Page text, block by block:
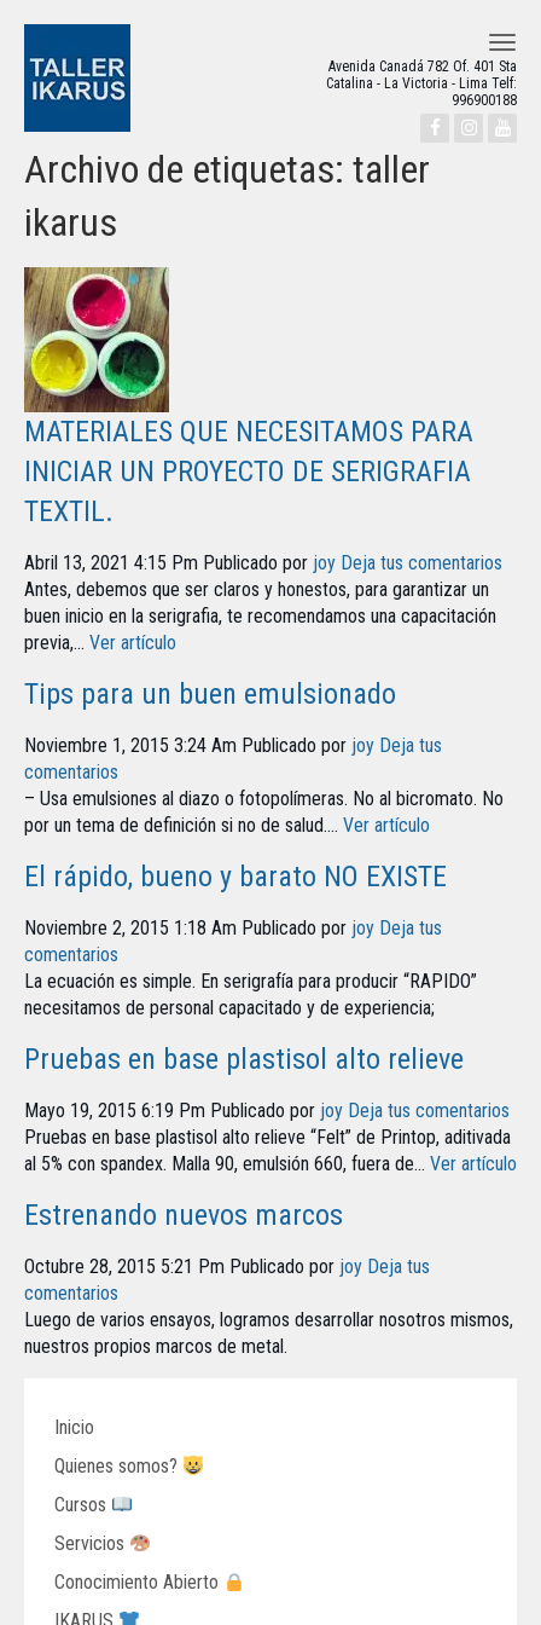
Avenida Canadá 782 Of. 401 Sta
Catalina - La Victoria - Lima Telf:
996900188
Archivo de etiquetas: taller
ikarus
MATERIALES QUE NECESITAMOS PARA
INICIAR UN PROYECTO DE SERIGRAFIA
TEXTIL.
Abril 13, 2021 4:15 Pm Publicado por joy Deja tus comentarios
Antes, debemos que ser claros y honestos, para garantizar un
buen inicio en la serigrafia, te recomendamos una capacitación
previa,... Ver artículo
Tips para un buen emulsionado
Noviembre 1, 2015 3:24 Am Publicado por joy Deja tus
comentarios
– Usa emulsiones al diazo o fotopolímeras. No al bicromato. No
por un tema de definición si no de salud.... Ver artículo
El rápido, bueno y barato NO EXISTE
Noviembre 2, 2015 1:18 Am Publicado por joy Deja tus
comentarios
La ecuación es simple. En serigrafía para producir “RAPIDO”
necesitamos de personal capacitado y de experiencia;
Pruebas en base plastisol alto relieve
Mayo 19, 2015 6:19 Pm Publicado por joy Deja tus comentarios
Pruebas en base plastisol alto relieve “Felt” de Printop, aditivada
al 5% con spandex. Malla 90, emulsión 660, fuera de... Ver artículo
Estrenando nuevos marcos
Octubre 28, 2015 5:21 Pm Publicado por joy Deja tus
comentarios
Luego de varios ensayos, logramos desarrollar nosotros mismos,
nuestros propios marcos de metal.
Inicio
Quienes somos?
Cursos
Servicios
Conocimiento Abierto